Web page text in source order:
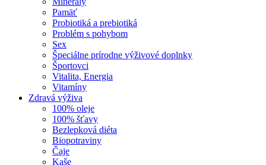
Pamäť
Probiotiká a prebiotiká
Problém s pohybom
Sex
Špeciálne prírodne výživové doplnky
Športovci
Vitalita, Energia
Vitamíny
Zdravá výživa
100% oleje
100% šťavy
Bezlepková diéta
Biopotraviny
Čaje
Kaše